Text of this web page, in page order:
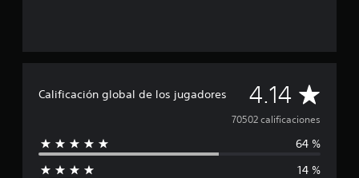
Calificación global de los jugadores 4.14 C
a
l
70502 calificaciones
64 %
14 %